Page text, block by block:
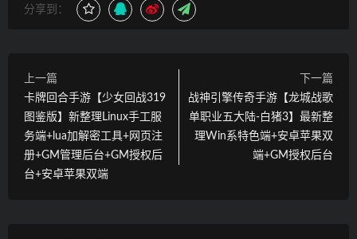
分享到：
上一篇
卡牌回合手游【少女回战319
图鉴版】新整理Linux手工服
务端+lua加解密工具+网页注
册+GM管理后台+GM授权后
台+安卓苹果双端
下一篇
战神引擎传奇手游【龙城战歌
单职业五大陆-白猪3】最新整
理Win系特色端+安卓苹果双
端+GM授权后台